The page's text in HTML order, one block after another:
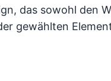
das sowohl den
gewählten